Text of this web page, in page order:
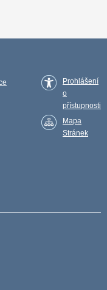
Prohlášení
o
přístupnosti
Mapa
Stránek